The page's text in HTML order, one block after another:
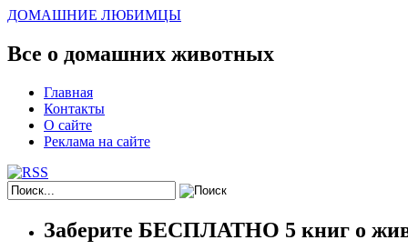
ДОМАШНИЕ ЛЮБИМЦЫ
Все о домашних животных
Главная
Контакты
О сайте
Реклама на сайте
Заберите БЕСПЛАТНО 5 книг о